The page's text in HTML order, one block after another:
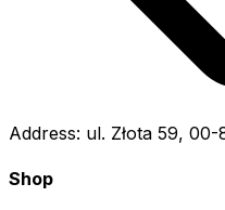
Address: ul. Złota 59,
Shop